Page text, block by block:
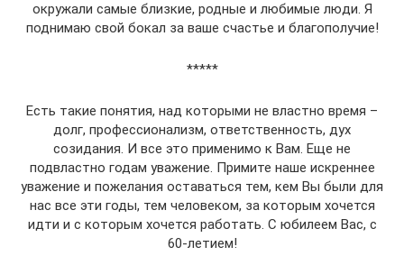
окружали самые близкие, родные и любимые люди. Я
поднимаю свой бокал за ваше счастье и благополучие!
*****
Есть такие понятия, над которыми не властно время –
долг, профессионализм, ответственность, дух
созидания. И все это применимо к Вам. Еще не
подвластно годам уважение. Примите наше искреннее
уважение и пожелания оставаться тем, кем Вы были для
нас все эти годы, тем человеком, за которым хочется
идти и с которым хочется работать. С юбилеем Вас, с
60-летием!